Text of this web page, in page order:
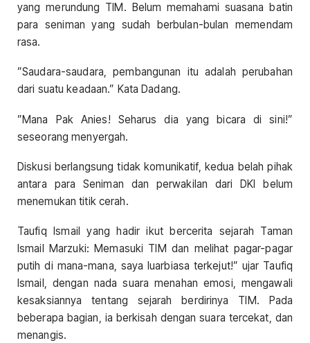
yang merundung TIM. Belum memahami suasana batin
para seniman yang sudah berbulan-bulan memendam
rasa.
”Saudara-saudara, pembangunan itu adalah perubahan
dari suatu keadaan.” Kata Dadang.
”Mana Pak Anies! Seharus dia yang bicara di sini!”
seseorang menyergah.
Diskusi berlangsung tidak komunikatif, kedua belah pihak
antara para Seniman dan perwakilan dari DKI belum
menemukan titik cerah.
Taufiq Ismail yang hadir ikut bercerita sejarah Taman
Ismail Marzuki: Memasuki TIM dan melihat pagar-pagar
putih di mana-mana, saya luarbiasa terkejut!” ujar Taufiq
Ismail, dengan nada suara menahan emosi, mengawali
kesaksiannya tentang sejarah berdirinya TIM. Pada
beberapa bagian, ia berkisah dengan suara tercekat, dan
menangis.